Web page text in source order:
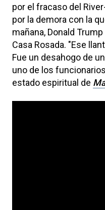
por el fracaso del
por la demora con la
mañana, Donald
Casa Rosada. "Ese
Fue un desahogo de
uno de los
estado espiritual de